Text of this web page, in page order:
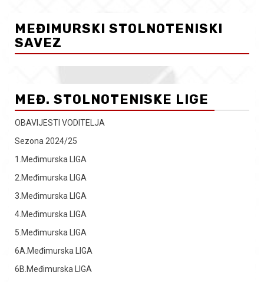
MEĐIMURSKI STOLNOTENISKI
SAVEZ
MEĐ. STOLNOTENISKE LIGE
OBAVIJESTI VODITELJA
Sezona 2024/25
1.Međimurska LIGA
2.Međimurska LIGA
3.Međimurska LIGA
4.Međimurska LIGA
5.Međimurska LIGA
6A.Međimurska LIGA
6B.Međimurska LIGA